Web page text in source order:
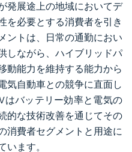
発展途上の地域においてデ
を必要とする消費者を引き
ントは、日常の通勤におい
しながら、ハイブリッドパ
動能力を維持する能力から
気自動車との競争に直面し
はバッテリー効率と電気の
的な技術改善を通じてその
消費者セグメントと用途に
います。